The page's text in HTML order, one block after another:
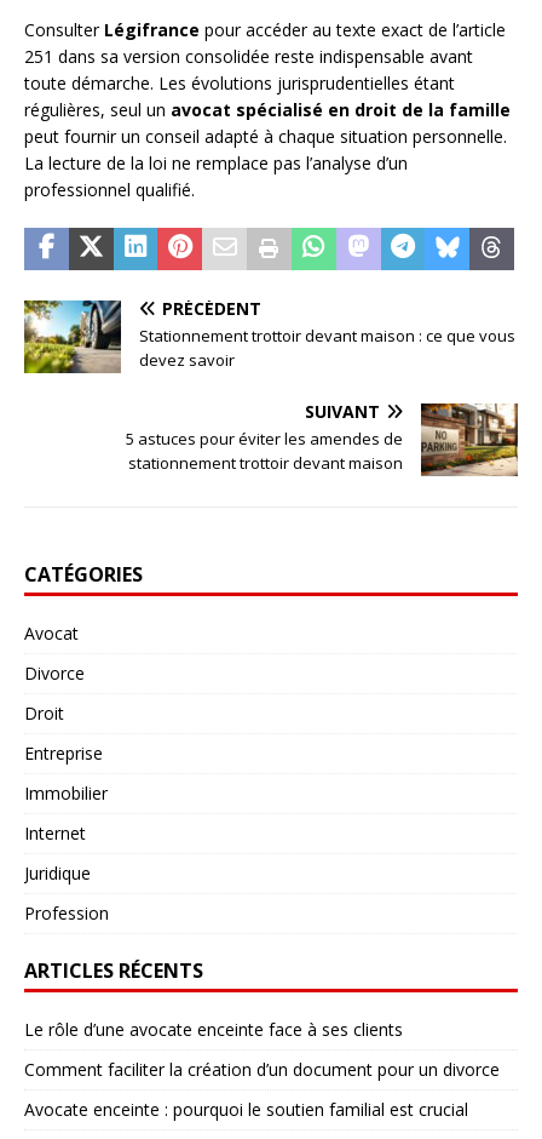
Consulter Légifrance pour accéder au texte exact de l’article
251 dans sa version consolidée reste indispensable avant
toute démarche. Les évolutions jurisprudentielles étant
régulières, seul un avocat spécialisé en droit de la famille
peut fournir un conseil adapté à chaque situation personnelle.
La lecture de la loi ne remplace pas l’analyse d’un
professionnel qualifié.
PRÉCÉDENT
Stationnement trottoir devant maison : ce que vous
devez savoir
SUIVANT
5 astuces pour éviter les amendes de
stationnement trottoir devant maison
CATÉGORIES
Avocat
Divorce
Droit
Entreprise
Immobilier
Internet
Juridique
Profession
ARTICLES RÉCENTS
Le rôle d’une avocate enceinte face à ses clients
Comment faciliter la création d’un document pour un divorce
Avocate enceinte : pourquoi le soutien familial est crucial